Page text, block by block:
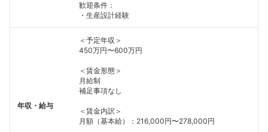
歓迎条件：
・生産設計経験
年収・給与
＜予定年収＞
450万円〜600万円
＜賃金形態＞
月給制
補足事項なし
＜賃金内訳＞
月額（基本給）：216,000円〜278,000円